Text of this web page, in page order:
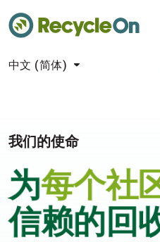
中文 (简体)
我们的使命
为每个社
信赖的回